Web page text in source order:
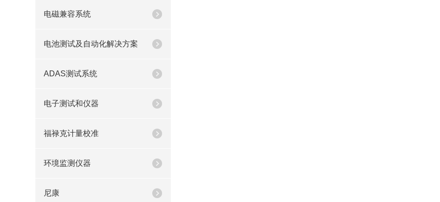
电磁兼容系统
电池测试及自动化解决方案
ADAS测试系统
电子测试和仪器
福禄克计量校准
环境监测仪器
尼康